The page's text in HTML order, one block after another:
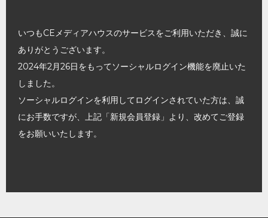
いつもCEメディアハウスのサービスをご利用いただき、誠に
ありがとうございます。
2024年2月26日をもってソーシャルログイン機能を廃止いた
しました。
ソーシャルログインを利用してログインされていた方は、誠
にお手数ですが、上記「新規会員登録」より、改めてご登録
をお願いいたします。